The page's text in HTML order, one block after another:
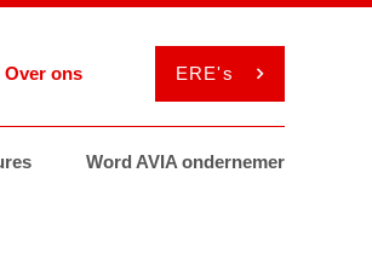
Smeermiddelen MyAVIA
Smeermiddelen ViaAVIA
Over ons
Word AVIA ondernemer
ERE's